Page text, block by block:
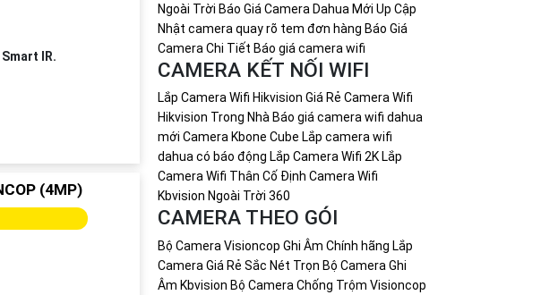
IR.
(4MP)
Ngoài Trời Báo Giá Camera Dahua Mới Up Cập
Nhật camera quay rõ tem đơn hàng Báo Giá
Camera Chi Tiết Báo giá camera wifi
CAMERA KẾT NỐI WIFI
Lắp Camera Wifi Hikvision Giá Rẻ Camera Wifi
Hikvision Trong Nhà Báo giá camera wifi dahua
mới Camera Kbone Cube Lắp camera wifi
dahua có báo động Lắp Camera Wifi 2K Lắp
Camera Wifi Thân Cố Định Camera Wifi
Kbvision Ngoài Trời 360
CAMERA THEO GÓI
Bộ Camera Visioncop Ghi Âm Chính hãng Lắp
Camera Giá Rẻ Sắc Nét Trọn Bộ Camera Ghi
Âm Kbvision Bộ Camera Chống Trộm Visioncop